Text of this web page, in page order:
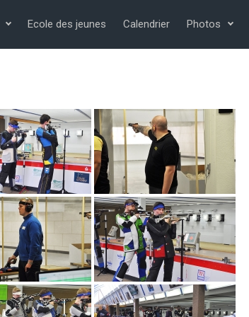
Ecole des jeunes Calendrier Photos